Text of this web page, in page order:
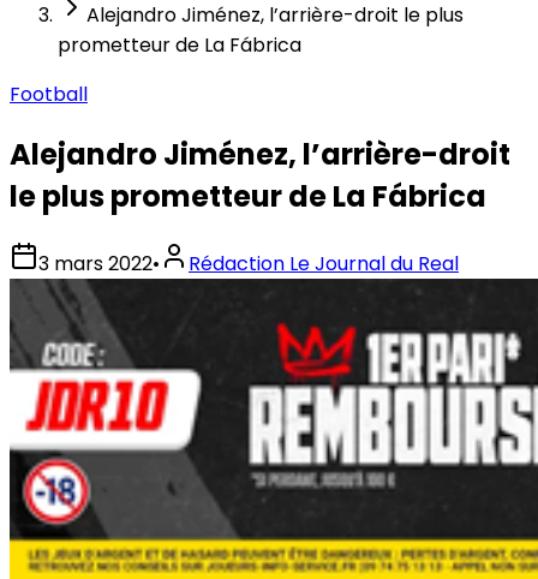
Alejandro Jiménez, l’arrière-droit le plus
prometteur de La Fábrica
Football
Alejandro Jiménez, l’arrière-droit
le plus prometteur de La Fábrica
3 mars 2022• Rédaction Le Journal du Real